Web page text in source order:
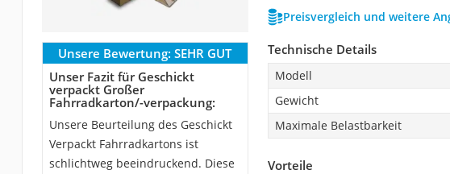
Preisvergleich und weitere
Unsere Bewertung: SEHR GUT
Unser Fazit für Geschickt
verpackt Großer
Fahrradkarton/-verpackung:
Unsere Beurteilung des Geschickt
Verpackt Fahrradkartons ist
schlichtweg beeindruckend. Diese
Technische Details
Modell
Gewicht
Maximale Belastbarkeit
Vorteile